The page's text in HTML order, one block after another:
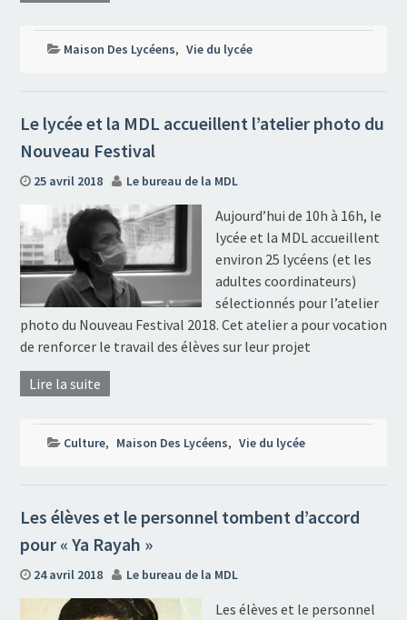
Maison Des Lycéens, Vie du lycée
Le lycée et la MDL accueillent l’atelier photo du
Nouveau Festival
25 avril 2018 Le bureau de la MDL
Aujourd’hui de 10h à 16h, le
lycée et la MDL accueillent
environ 25 lycéens (et les
adultes coordinateurs)
sélectionnés pour l’atelier
photo du Nouveau Festival 2018. Cet atelier a pour vocation
de renforcer le travail des élèves sur leur projet
Lire la suite
Culture, Maison Des Lycéens, Vie du lycée
Les élèves et le personnel tombent d’accord
pour « Ya Rayah »
24 avril 2018 Le bureau de la MDL
Les élèves et le personnel